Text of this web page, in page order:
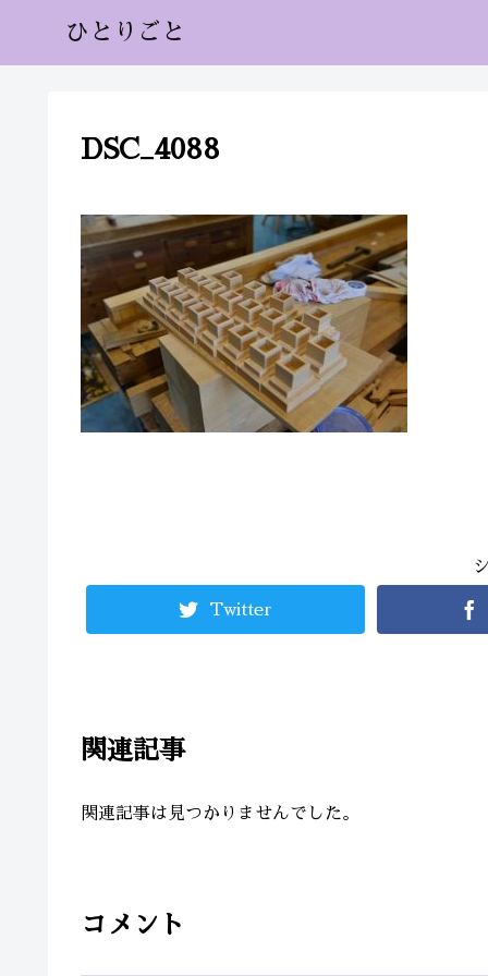
ひとりごと
DSC_4088
Twitter
関連記事
関連記事は見つかりませんでした。
コメント